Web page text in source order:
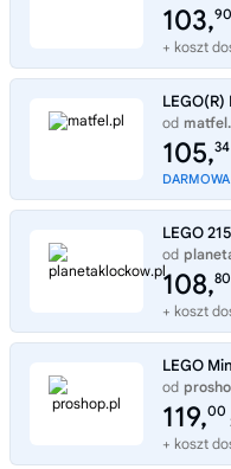
103,90
+ koszt
LEGO(R)
od
105,34
LEGO
od
Typ:
108,80
+ koszt
LEGO
od
119,00
+ koszt